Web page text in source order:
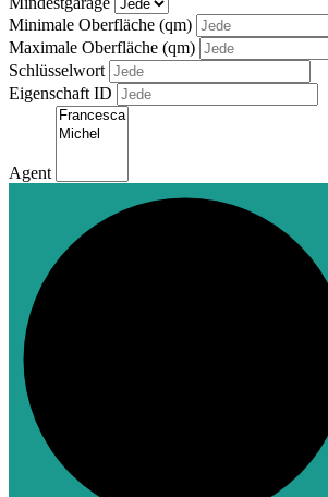
Minimale Oberfläche (qm)
Maximale Oberfläche (qm)
Schlüsselwort
Eigenschaft ID
Agent